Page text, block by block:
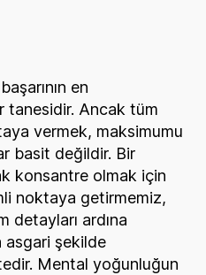
en
tanesidir. Ancak tüm
vermek, maksimumu
basit değildir. Bir
konsantre olmak için
noktaya getirmemiz,
detayları ardına
asgari şekilde
Mental yoğunluğun